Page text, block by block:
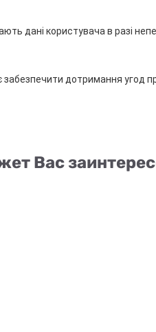
дані користувача в разі
дотримання угод
Вас